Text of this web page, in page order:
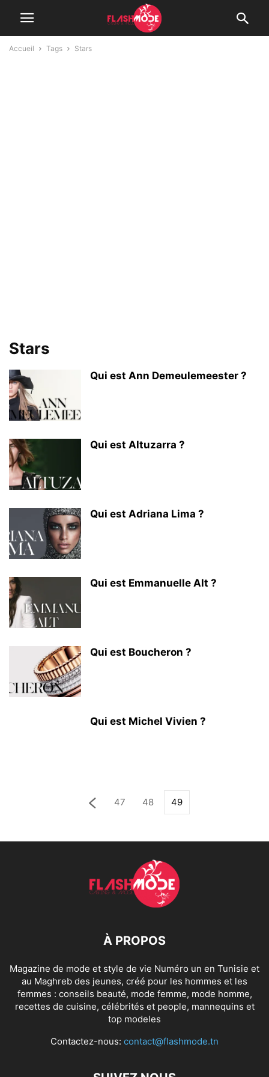
Accueil Tags Stars
Stars
Qui est Ann Demeulemeester ?
Qui est Altuzarra ?
Qui est Adriana Lima ?
Qui est Emmanuelle Alt ?
Qui est Boucheron ?
Qui est Michel Vivien ?
47 48 49
À PROPOS
Magazine de mode et style de vie Numéro un en Tunisie et
au Maghreb des jeunes, créé pour les hommes et les
femmes : conseils beauté, mode femme, mode homme,
recettes de cuisine, célébrités et people, mannequins et
top modeles
Contactez-nous: contact@flashmode.tn